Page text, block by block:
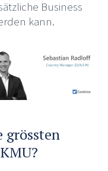
Business
kann.
grössten